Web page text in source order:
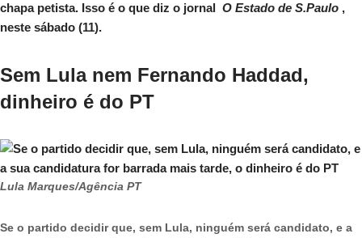
chapa petista. Isso é o que diz o jornal O Estado de S.Paulo ,
neste sábado (11).
Sem Lula nem Fernando Haddad,
dinheiro é do PT
Lula Marques/Agência PT
Se o partido decidir que, sem Lula, ninguém será candidato, e a